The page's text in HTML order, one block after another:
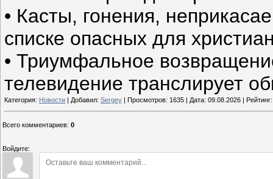
• Касты, гонения,
списке опасных для
• Триумфальное
телевидение транслирует
Категория: Новости | Добавил: Sergey | Просмотров: 1635 | Дата: 09.08.2026 |
Всего комментариев: 0
Войдите: